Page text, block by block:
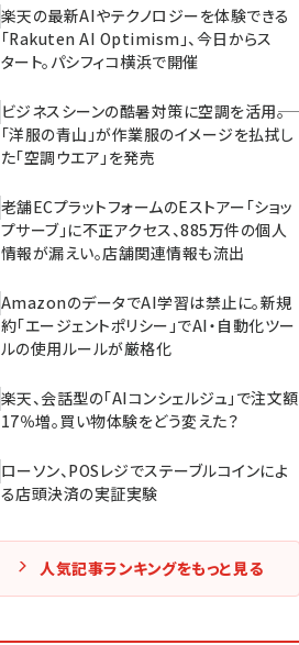
楽天の最新AIやテクノロジーを体験できる
「Rakuten AI Optimism」、今日からス
タート。パシフィコ横浜で開催
ビジネスシーンの酷暑対策に空調を活用――。
「洋服の青山」が作業服のイメージを払拭し
た「空調ウエア」を発売
老舗ECプラットフォームのEストアー「ショッ
プサーブ」に不正アクセス、885万件の個人
情報が漏えい。店舗関連情報も流出
AmazonのデータでAI学習は禁止に。新規
約「エージェントポリシー」でAI・自動化ツー
ルの使用ルールが厳格化
楽天、会話型の「AIコンシェルジュ」で注文額
17％増。買い物体験をどう変えた？
ローソン、POSレジでステーブルコインによ
る店頭決済の実証実験
人気記事ランキングをもっと見る